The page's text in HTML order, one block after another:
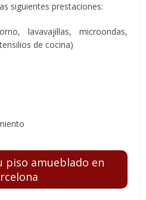
siguientes prestaciones:
lavavajillas, microondas,
de cocina)
piso amueblado en